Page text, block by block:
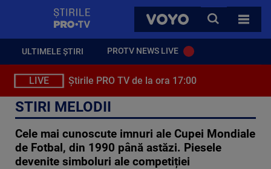
VOYO
CAUTA
TOATE
ULTIMELE ȘTIRI PROTV NEWS LIVE
LIVE Știrile PRO TV de la ora 17:00
STIRI MELODII
Cele mai cunoscute imnuri ale Cupei Mondiale
de Fotbal, din 1990 până astăzi. Piesele
devenite simboluri ale competiției